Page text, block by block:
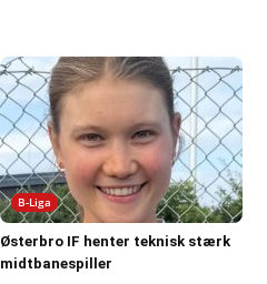
B-Liga
Østerbro IF henter teknisk stærk
midtbanespiller